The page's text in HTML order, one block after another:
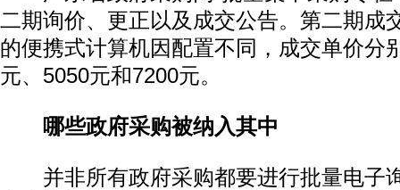
二期询价、更正以及成交公告。第二期成
的便携式计算机因配置不同，成交单价分
元、5050元和7200元。
哪些政府采购被纳入其中
并非所有政府采购都要进行批量电子